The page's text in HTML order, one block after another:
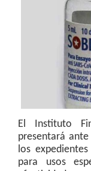
El Instituto
presentará
los
para usos